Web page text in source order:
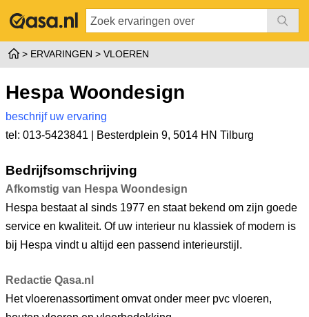
ERVARINGEN VLOEREN
Hespa Woondesign
beschrijf uw ervaring
tel: 013-5423841 |
Besterdplein 9, 5014 HN Tilburg
Bedrijfsomschrijving
Afkomstig van Hespa Woondesign
Hespa bestaat al sinds 1977 en staat bekend om zijn goede
service en kwaliteit. Of uw interieur nu klassiek of modern is
bij Hespa vindt u altijd een passend interieurstijl.
Redactie Qasa.nl
Het vloerenassortiment omvat onder meer pvc vloeren,